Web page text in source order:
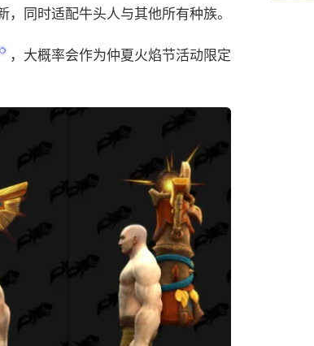
同时适配牛头人与其他所有种族。
，大概率会作为仲夏火焰节活动限定